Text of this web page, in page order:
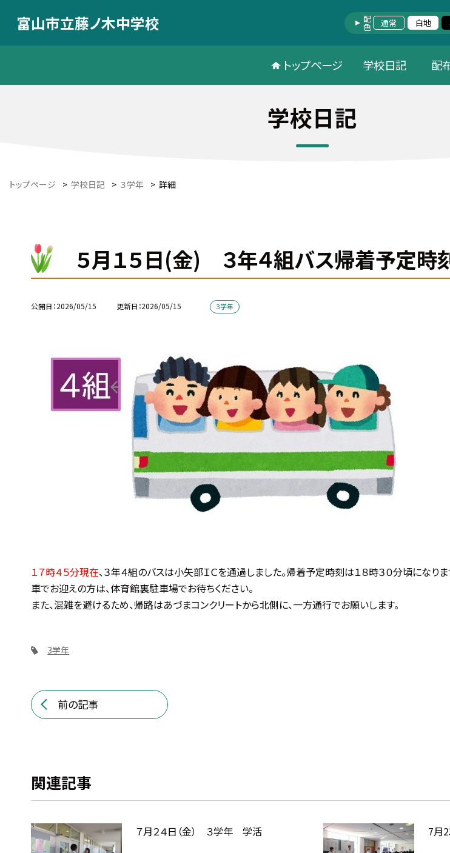
富山市立藤ノ木中学校 配色 通常 白地
トップページ 学校日記 配
学校日記
トップページ > 学校日記 > ３学年 > 詳細
５月１５日(金) ３年４組バス帰着予定時
公開日 2026/05/15 更新日 2026/05/15 ３学年
１７時４５分現在、３年４組のバスは小矢部ＩＣを通過しました。帰着予定時刻は１８時３０分頃になりま
車でお迎えの方は、体育館裏駐車場でお待ちください。
また、混雑を避けるため、帰路はあづまコンクリートから北側に、一方通行でお願いします。
3学年
前の記事
関連記事
７月２４日（金） ３学年 学活 7月